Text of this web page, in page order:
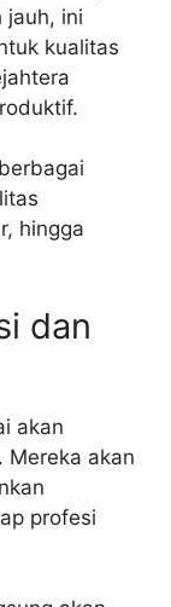
jauh, ini
kualitas
hingga
dan
akan
Mereka akan
profesi